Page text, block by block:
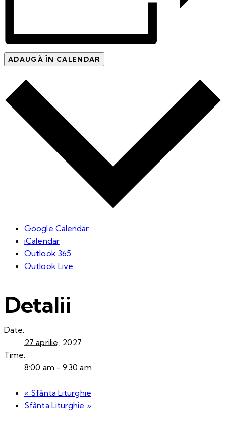
ADAUGĂ ÎN CALENDAR
Google Calendar
iCalendar
Outlook 365
Outlook Live
Detalii
Date:
27 aprilie, 2027
Time:
8:00 am - 9:30 am
« Sfânta Liturghie
Sfânta Liturghie »